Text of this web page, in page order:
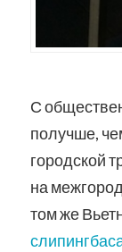
С
получше,
городской
на
том же